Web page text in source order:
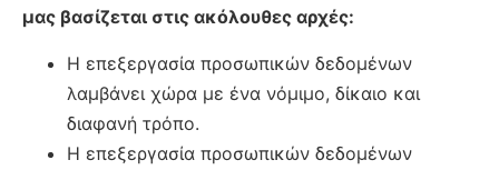
μας βασίζεται στις ακόλουθες αρχές:
Η επεξεργασία προσωπικών δεδομένων
λαμβάνει χώρα με ένα νόμιμο, δίκαιο και
διαφανή τρόπο.
Η επεξεργασία προσωπικών δεδομένων